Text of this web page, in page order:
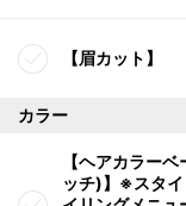
【眉カット】
カラー
【ヘアカラー
ッチ)】※スタ